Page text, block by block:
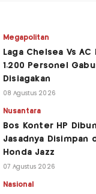
Megapolitan
Laga Chelsea Vs AC
1.200 Personel
Disiagakan
08 Agustus 2026
Nusantara
Bos Konter HP
Jasadnya Disimpan
Honda Jazz
07 Agustus 2026
Nasional